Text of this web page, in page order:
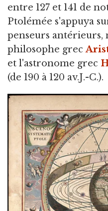
entre 127 et 141 de
Ptolémée s'appuya
penseurs antérieurs,
philosophe grec
et l'astronome grec
(de 190 à 120 av.J.-C.).